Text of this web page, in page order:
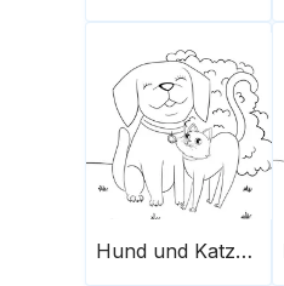
Hund und Katze kuscheln